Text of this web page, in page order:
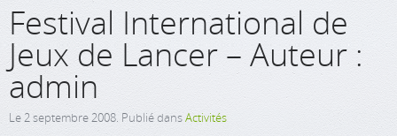
Festival International de
Jeux de Lancer – Auteur :
admin
Le2 septembre 2008. Publié dansActivités